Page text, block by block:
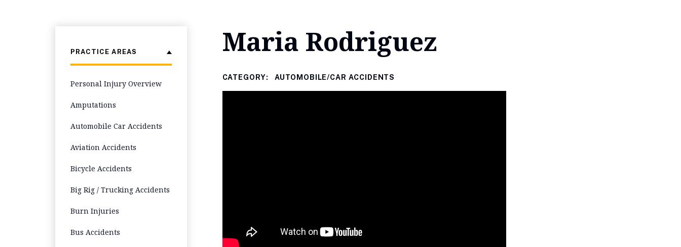
Maria Rodriguez
CATEGORY: AUTOMOBILE/CAR ACCIDENTS
PRACTICE AREAS
Personal Injury Overview
Amputations
Automobile Car Accidents
Aviation Accidents
Bicycle Accidents
Big Rig / Trucking Accidents
Burn Injuries
Bus Accidents